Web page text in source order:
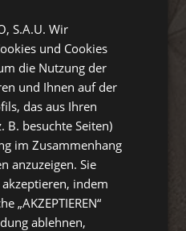
FRENCH
S.A.U. Wir
und Cookies
die Nutzung der
und Ihnen auf der
das aus Ihren
B. besuchte Seiten)
im Zusammenhang
anzuzeigen. Sie
indem
„AKZEPTIEREN“
ablehnen,